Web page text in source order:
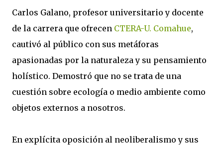
Carlos Galano, profesor universitario y docente
de la carrera que ofrecen CTERA-U. Comahue,
cautivó al público con sus metáforas
apasionadas por la naturaleza y su pensamiento
holístico. Demostró que no se trata de una
cuestión sobre ecología o medio ambiente como
objetos externos a nosotros.
En explícita oposición al neoliberalismo y sus